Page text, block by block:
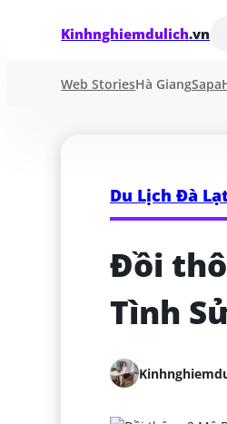
Kinhnghiemdulich.vn
Web StoriesHà GiangSapa
Du Lịch Đà
Đồi
Tình